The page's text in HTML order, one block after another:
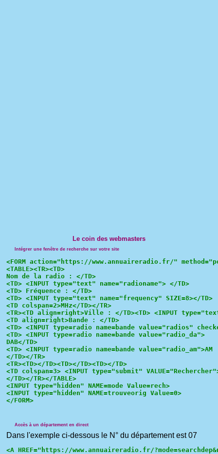
Le coin des webmasters
Intégrer une fenêtre de recherche sur votre site
<FORM action="https://www.annuaireradio.fr/"
<TABLE><TR><TD>
Nom de la radio : </TD>
<TD> <INPUT type="text" name="radioname"> </TD>
<TD> Fréquence : </TD>
<TD> <INPUT type="text" name="frequency" SIZE=8></TD>
<TD colspan=2>MHz</TD></TR>
<TR><TD align=right>Ville : </TD><TD> <INPUT
<TD align=right>Bande : </TD>
<TD> <INPUT type=radio name=bande value="radios"
<TD> <INPUT type=radio name=bande value="radio_da">
DAB</TD>
<TD> <INPUT type=radio name=bande value="radio_am">AM
</TD></TR>
<TR><TD></TD><TD></TD><TD></TD>
<TD colspan=3> <INPUT type="submit"
</TD></TR></TABLE>
<INPUT type="hidden" NAME=mode Value=rech>
<INPUT type="hidden" NAME=trouveorig Value=0>
Accès à un département en direct
Dans l'exemple ci-dessous le N° du département est 07